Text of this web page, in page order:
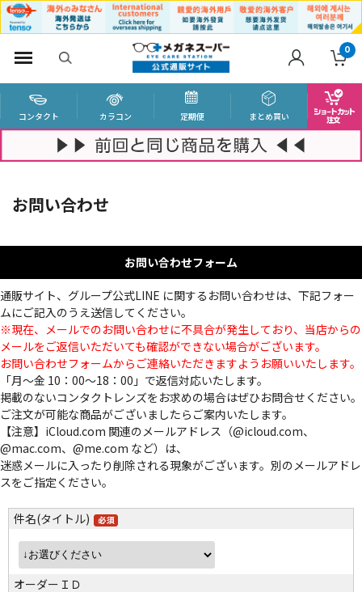
0
コンタクト カラコン 定期便 まとめ買い
お問い合わせ
お問い合わせフォーム
通販サイト、グループ公式LINE に関するお問い合わせは、下記フォー
ムにご記入のうえ送信してください。
※現在、メールでのお問い合わせに不具合が発生しており、当店からの
メールをご返信いただいても確認ができない場合がございます。
お問い合わせフォームからご連絡いただきますようお願いいたします。
「月～金 10：00～18：00」で返信対応いたします。
掲載のないコンタクトレンズをお求めの場合はぜひお問合せください。
ご注文が可能な商品がございましたらご案内いたします。
【注意】iCloud.com 関連のメールアドレス（@icloud.com、
@mac.com、@me.com など）は、
迷惑メールに入ったり削除される現象がございます。別のメールアドレ
スをご指定ください。
件名(タイトル)
オーダーＩＤ